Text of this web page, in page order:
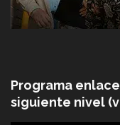
Programa
siguiente nivel